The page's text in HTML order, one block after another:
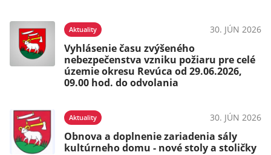
Aktuality 30. JÚN 2026
Vyhlásenie času zvýšeného
nebezpečenstva vzniku požiaru pre celé
územie okresu Revúca od 29.06.2026,
09.00 hod. do odvolania
Aktuality 30. JÚN 2026
Obnova a doplnenie zariadenia sály
kultúrneho domu - nové stoly a stoličky